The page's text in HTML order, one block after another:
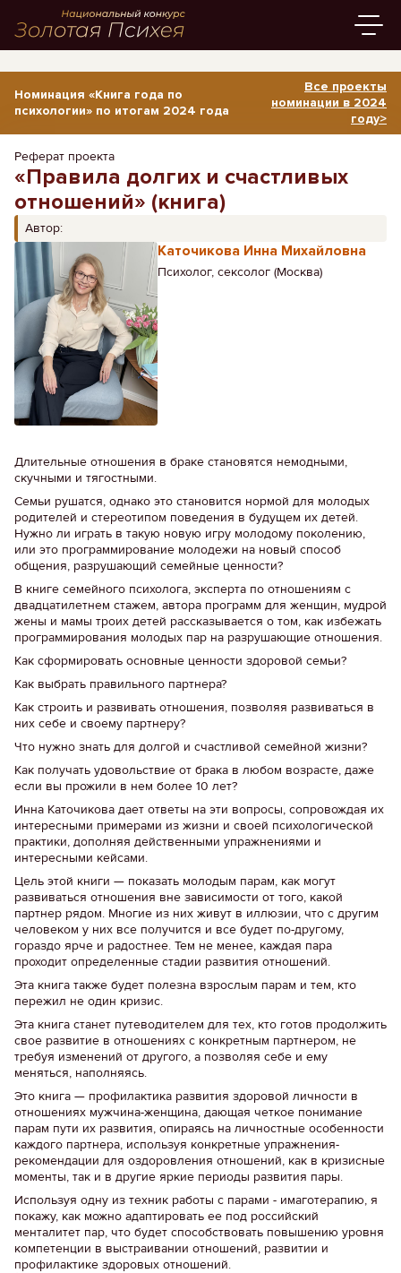
Номинация «Книга года по
психологии» по итогам 2024 года
Все проекты
номинации в 2024
году>
Реферат проекта
«Правила долгих и счастливых
отношений» (книга)
Автор:
Каточикова Инна Михайловна
Психолог, сексолог (Москва)
Длительные отношения в браке становятся немодными,
скучными и тягостными.
Семьи рушатся, однако это становится нормой для молодых
родителей и стереотипом поведения в будущем их детей.
Нужно ли играть в такую новую игру молодому поколению,
или это программирование молодежи на новый способ
общения, разрушающий семейные ценности?
В книге семейного психолога, эксперта по отношениям с
двадцатилетнем стажем, автора программ для женщин, мудрой
жены и мамы троих детей рассказывается о том, как избежать
программирования молодых пар на разрушающие отношения.
Как сформировать основные ценности здоровой семьи?
Как выбрать правильного партнера?
Как строить и развивать отношения, позволяя развиваться в
них себе и своему партнеру?
Что нужно знать для долгой и счастливой семейной жизни?
Как получать удовольствие от брака в любом возрасте, даже
если вы прожили в нем более 10 лет?
Инна Каточикова дает ответы на эти вопросы, сопровождая их
интересными примерами из жизни и своей психологической
практики, дополняя действенными упражнениями и
интересными кейсами.
Цель этой книги — показать молодым парам, как могут
развиваться отношения вне зависимости от того, какой
партнер рядом. Многие из них живут в иллюзии, что с другим
человеком у них все получится и все будет по-другому,
гораздо ярче и радостнее. Тем не менее, каждая пара
проходит определенные стадии развития отношений.
Эта книга также будет полезна взрослым парам и тем, кто
пережил не один кризис.
Эта книга станет путеводителем для тех, кто готов продолжить
свое развитие в отношениях с конкретным партнером, не
требуя изменений от другого, а позволяя себе и ему
меняться, наполняясь.
Это книга — профилактика развития здоровой личности в
отношениях мужчина-женщина, дающая четкое понимание
парам пути их развития, опираясь на личностные особенности
каждого партнера, используя конкретные упражнения-
рекомендации для оздоровления отношений, как в кризисные
моменты, так и в другие яркие периоды развития пары.
Используя одну из техник работы с парами - имаготерапию, я
покажу, как можно адаптировать ее под российский
менталитет пар, что будет способствовать повышению уровня
компетенции в выстраивании отношений, развитии и
профилактике здоровых отношений.